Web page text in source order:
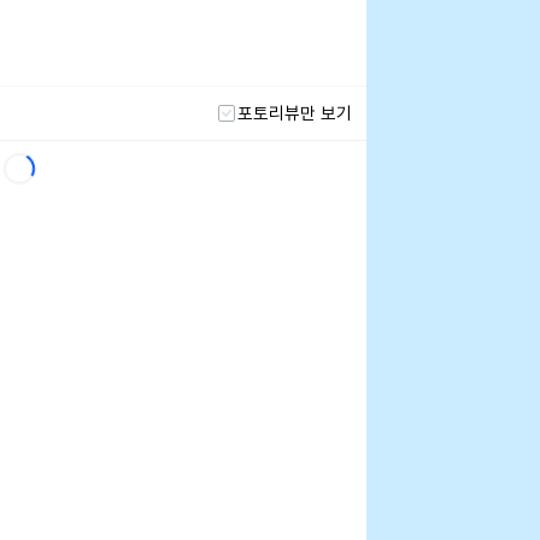
포토리뷰만 보기